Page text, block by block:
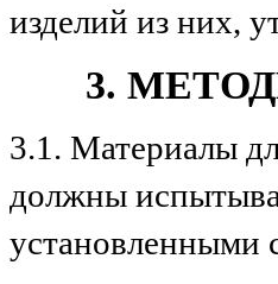
изделий из них,
3.
3.1. Материалы
должны
установленными